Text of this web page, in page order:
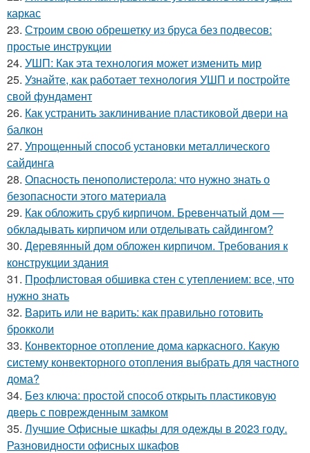
каркас
23. Строим свою обрешетку из бруса без подвесов:
простые инструкции
24. УШП: Как эта технология может изменить мир
25. Узнайте, как работает технология УШП и постройте
свой фундамент
26. Как устранить заклинивание пластиковой двери на
балкон
27. Упрощенный способ установки металлического
сайдинга
28. Опасность пенополистерола: что нужно знать о
безопасности этого материала
29. Как обложить сруб кирпичом. Бревенчатый дом —
обкладывать кирпичом или отделывать сайдингом?
30. Деревянный дом обложен кирпичом. Требования к
конструкции здания
31. Профлистовая обшивка стен с утеплением: все, что
нужно знать
32. Варить или не варить: как правильно готовить
брокколи
33. Конвекторное отопление дома каркасного. Какую
систему конвекторного отопления выбрать для частного
дома?
34. Без ключа: простой способ открыть пластиковую
дверь с поврежденным замком
35. Лучшие Офисные шкафы для одежды в 2023 году.
Разновидности офисных шкафов